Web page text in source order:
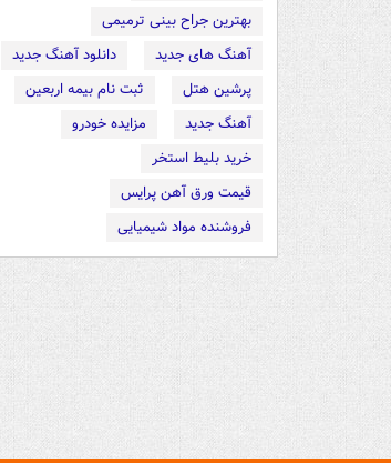
بهترین جراح بینی ترمیمی
آهنگ های جدید
دانلود آهنگ جدید
پرشین هتل
ثبت نام بیمه اربعین
آهنگ جدید
مزایده خودرو
خرید بلیط استخر
قیمت ورق آهن پرایس
فروشنده مواد شیمیایی